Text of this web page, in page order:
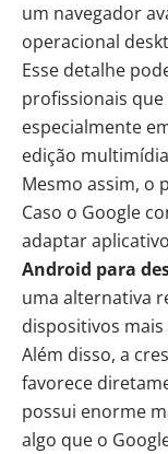
um navegador
operacional
Esse detalhe
profissionais
especialmente
edição
Mesmo assim, o
Caso o Google
adaptar
Android para
uma alternativa
dispositivos mais
Além disso, a
favorece
possui enorme
algo que o